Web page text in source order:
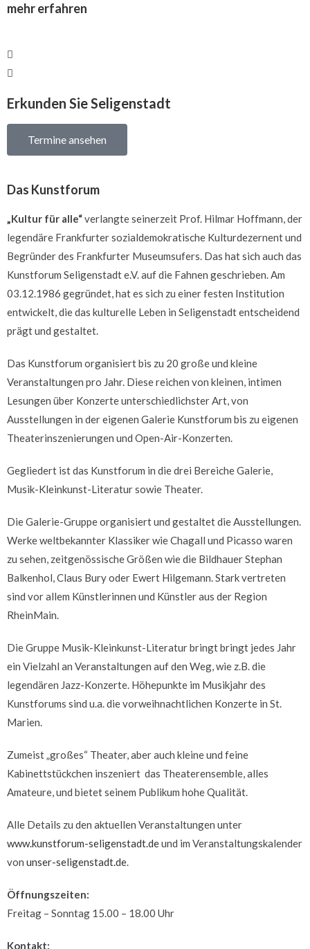
mehr erfahren
Erkunden Sie Seligenstadt
Termine ansehen
Das Kunstforum
„Kultur für alle“verlangte seinerzeit Prof. Hilmar Hoffmann, der
legendäre Frankfurter sozialdemokratische Kulturdezernent und
Begründer des Frankfurter Museumsufers. Das hat sich auch das
Kunstforum Seligenstadt e.V. auf die Fahnen geschrieben. Am
03.12.1986 gegründet, hat es sich zu einer festen Institution
entwickelt, die das kulturelle Leben in Seligenstadt entscheidend
prägt und gestaltet.
Das Kunstforum organisiert bis zu 20 große und kleine
Veranstaltungen pro Jahr. Diese reichen von kleinen, intimen
Lesungen über Konzerte unterschiedlichster Art, von
Ausstellungen in der eigenen Galerie Kunstforum bis zu eigenen
Theaterinszenierungen und Open-Air-Konzerten.
Gegliedert ist das Kunstforum in die drei Bereiche Galerie,
Musik-Kleinkunst-Literatur sowie Theater.
Die Galerie-Gruppe organisiert und gestaltet die Ausstellungen.
Werke weltbekannter Klassiker wie Chagall und Picasso waren
zu sehen, zeitgenössische Größen wie die Bildhauer Stephan
Balkenhol, Claus Bury oder Ewert Hilgemann. Stark vertreten
sind vor allem Künstlerinnen und Künstler aus der Region
RheinMain.
Die Gruppe Musik-Kleinkunst-Literatur bringt bringt jedes Jahr
ein Vielzahl an Veranstaltungen auf den Weg, wie z.B. die
legendären Jazz-Konzerte. Höhepunkte im Musikjahr des
Kunstforums sind u.a. die vorweihnachtlichen Konzerte in St.
Marien.
Zumeist „großes“ Theater, aber auch kleine und feine
Kabinettstückchen inszeniert das Theaterensemble, alles
Amateure, und bietet seinem Publikum hohe Qualität.
Alle Details zu den aktuellen Veranstaltungen unter
www.kunstforum-seligenstadt.deund im Veranstaltungskalender
von unser-seligenstadt.de.
Öffnungszeiten:
Freitag – Sonntag 15.00 – 18.00 Uhr
Kontakt: